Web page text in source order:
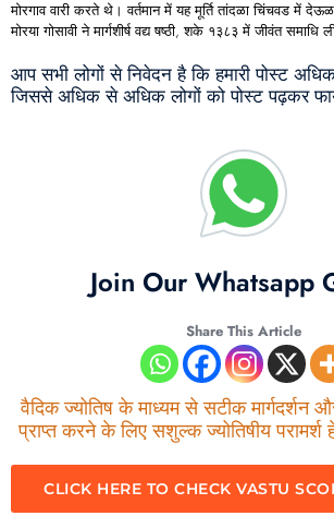
मोरगाव वारी करते थे। वर्तमान में यह मूर्ति तांदळा चिंचवड में
मोरया गोसावी ने मार्गशीर्ष वद्य षष्ठी, शके १३८३ मेंजीवंतसमाधि
आप सभी लोगों से निवेदन है कि हमारी पोस्ट
जिससे अधिक से अधिक लोगों को पोस्ट पढ़कर
Join Our Whatsapp
Share This Article
वैदिक ज्योतिष के माध्यम से सटीक मार्गदर्शन
प्राप्त करने के लिए सशुल्क ज्योतिषीय
CLICK HERE TO CHECK VASTU